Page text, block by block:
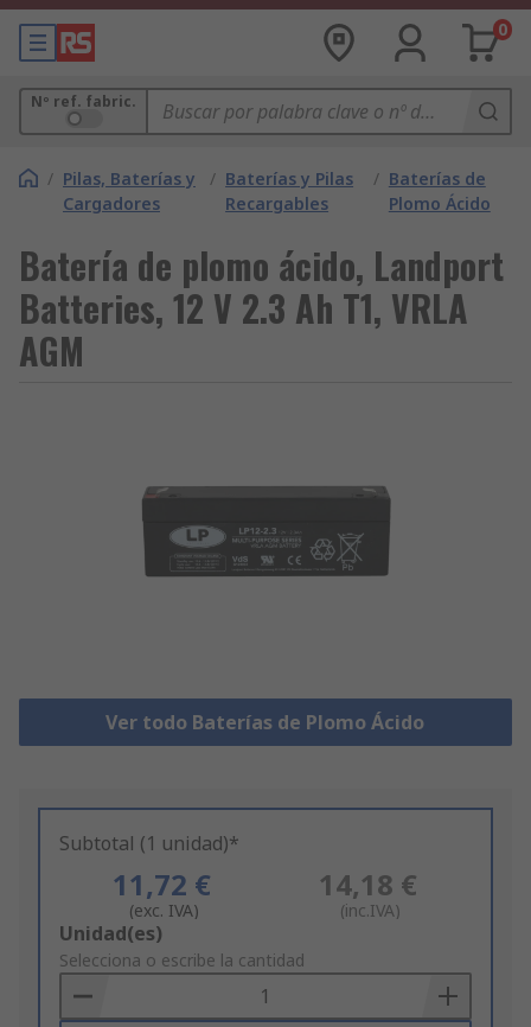
0
Nº ref. fabric.
/ Pilas, Baterías y
Cargadores
/ Baterías y Pilas
Recargables
/ Baterías de
Plomo Ácido
Batería de plomo ácido, Landport
Batteries, 12 V 2.3 Ah T1, VRLA
AGM
Ver todo Baterías de Plomo Ácido
Subtotal (1 unidad)*
11,72 €
(exc. IVA)
14,18 €
(inc.IVA)
Add
to
Basket
Unidad(es)
Selecciona o escribe la cantidad